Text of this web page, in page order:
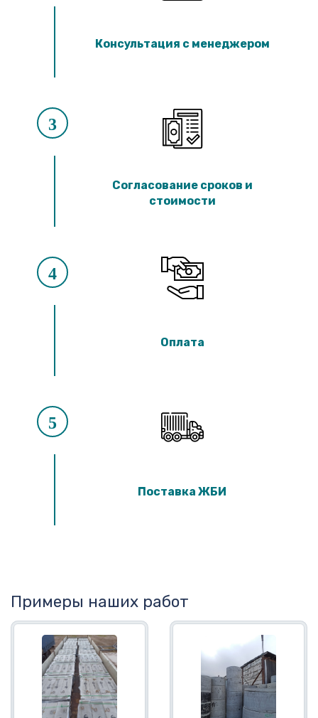
Консультация с менеджером
3
Согласование сроков и
стоимости
4
Оплата
5
Поставка ЖБИ
Примеры наших работ